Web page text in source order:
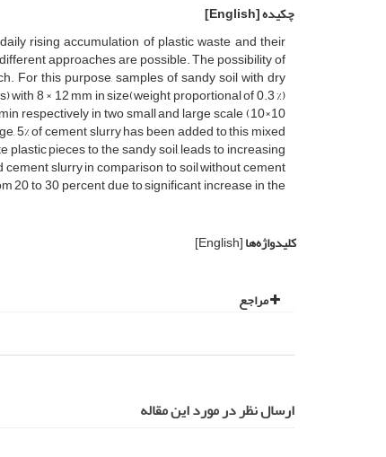
چکیده[English]
rising accumulation of plastic waste and their
approaches are possible. The possibility of
For this purpose, samples of sandy soil with dry
8 × 12 mm in size(weight proportional of 0.3 %)
respectively in two small and large scale (10×10
5% of cement slurry has been added to this mixed
pieces to the sandy soil, leads to increasing
slurry in comparison to soil without cement
20 to 30 percent due to significant increase in the
کلیدواژه‌ها[English]
مراجع
ارسال نظر در مورد این مقاله